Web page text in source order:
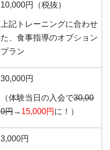
10,000円（税抜）
上記トレーニングに合わせ
た、食事指導のオプション
プラン
30,000円
（体験当日の入会で30,00
0円→ 15,000円 に！）
3,000円